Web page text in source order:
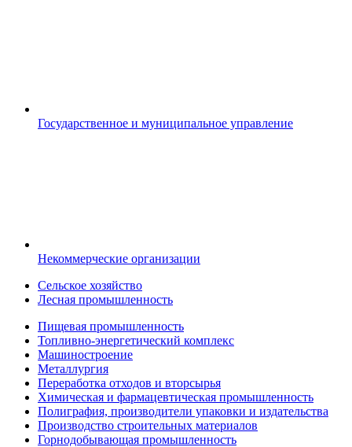
Государственное и муниципальное управление
Некоммерческие организации
Сельское хозяйство
Лесная промышленность
Пищевая промышленность
Топливно-энергетический комплекс
Машиностроение
Металлургия
Переработка отходов и вторсырья
Химическая и фармацевтическая промышленность
Полиграфия, производители упаковки и издательства
Производство строительных материалов
Горнодобывающая промышленность